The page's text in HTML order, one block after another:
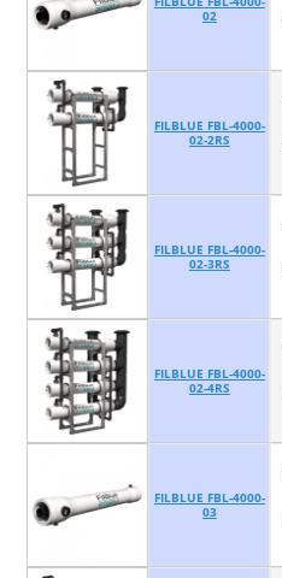
02
FILBLUE FBL-4000-
02-2RS
FILBLUE FBL-4000-
02-3RS
FILBLUE FBL-4000-
02-4RS
FILBLUE FBL-4000-
03